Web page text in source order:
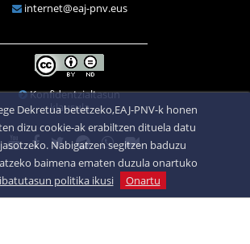
internet@eaj-pnv.eus
Konfidentzialtasun
klausula
Dekretua betetzeko,EAJ-PNV-k honen
dizu cookie-ak erabiltzen dituela datu
Nabigatzen segitzen baduzu
baimena ematen duzula onartuko
politika ikusi Onartu